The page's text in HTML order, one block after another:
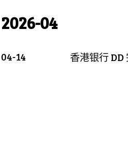
2026-04
04-14 香港银行